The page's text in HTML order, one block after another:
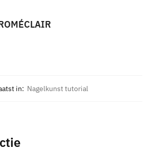
in: Nagelkunst tutorial